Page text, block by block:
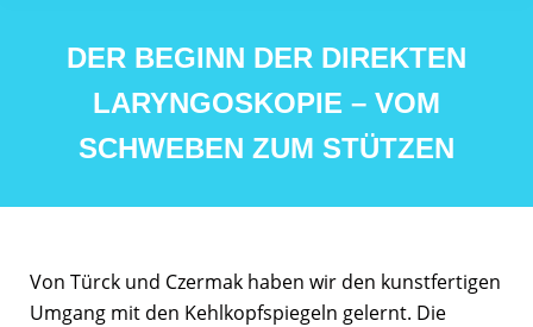
DER BEGINN DER DIREKTEN
LARYNGOSKOPIE – VOM
SCHWEBEN ZUM STÜTZEN
Von Türck und Czermak haben wir den kunstfertigen
Umgang mit den Kehlkopfspiegeln gelernt. Die